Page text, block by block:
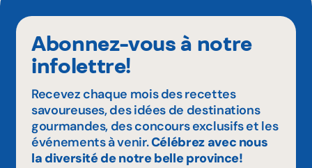
Abonnez-vous à notre
infolettre!
Recevez chaque mois des recettes
savoureuses, des idées de destinations
gourmandes, des concours exclusifs et les
événements à venir.Célébrez avec nous
la diversité de notre belle province!